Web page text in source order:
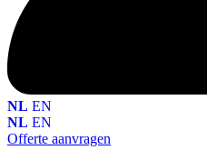
NL EN
NL EN
Offerte aanvragen